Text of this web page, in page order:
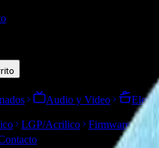
Audio y Video
LGP/Acrilico Firmware de TVs